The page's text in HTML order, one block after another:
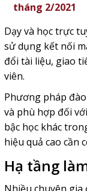
tháng 2/2021
Dạy và học trực
sử dụng kết nối
đổi tài liệu, giao
viên.
Phương pháp
và phù hợp đối
bậc học khác
hiệu quả cao cần
Hạ tầng